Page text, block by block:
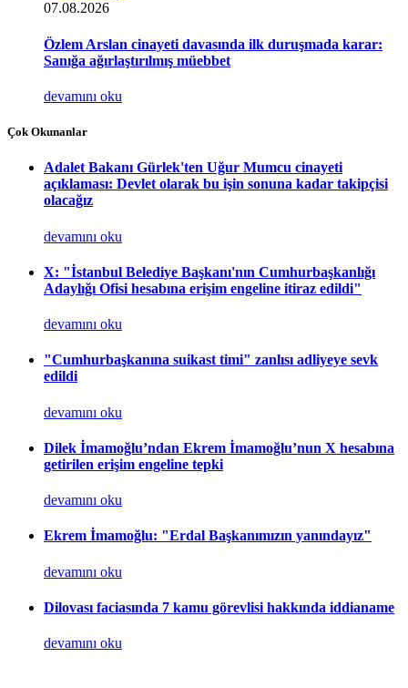
07.08.2026
Özlem Arslan cinayeti davasında ilk duruşmada karar:
Sanığa ağırlaştırılmış müebbet
devamını oku
Çok Okunanlar
Adalet Bakanı Gürlek'ten Uğur Mumcu cinayeti
açıklaması: Devlet olarak bu işin sonuna kadar takipçisi
olacağız
devamını oku
X: "İstanbul Belediye Başkanı'nın Cumhurbaşkanlığı
Adaylığı Ofisi hesabına erişim engeline itiraz edildi"
devamını oku
"Cumhurbaşkanına suikast timi" zanlısı adliyeye sevk
edildi
devamını oku
Dilek İmamoğlu’ndan Ekrem İmamoğlu’nun X hesabına
getirilen erişim engeline tepki
devamını oku
Ekrem İmamoğlu: "Erdal Başkanımızın yanındayız"
devamını oku
Dilovası faciasında 7 kamu görevlisi hakkında iddianame
devamını oku